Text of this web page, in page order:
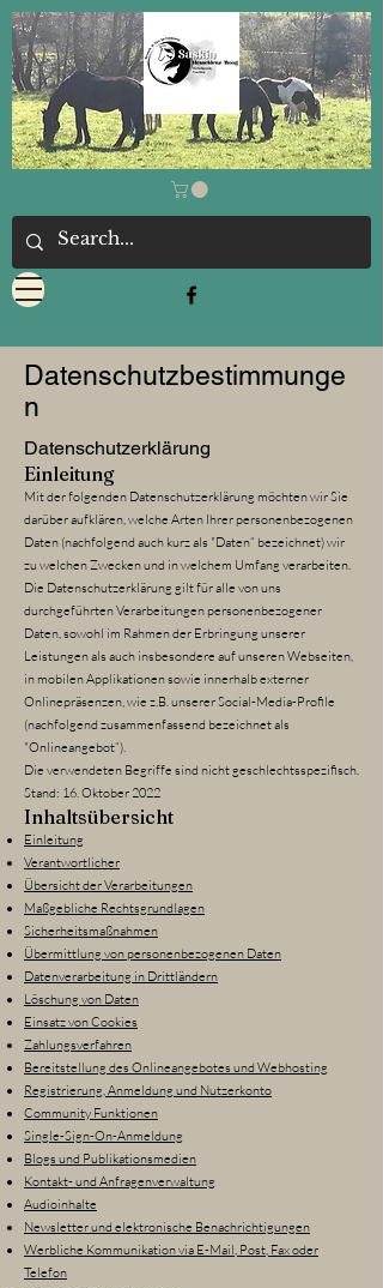
Datenschutzbestimmunge
n
Datenschutzerklärung
Einleitung
Mit der folgenden Datenschutzerklärung möchten wir Sie
darüber aufklären, welche Arten Ihrer personenbezogenen
Daten (nachfolgend auch kurz als "Daten“ bezeichnet) wir
zu welchen Zwecken und in welchem Umfang verarbeiten.
Die Datenschutzerklärung gilt für alle von uns
durchgeführten Verarbeitungen personenbezogener
Daten, sowohl im Rahmen der Erbringung unserer
Leistungen als auch insbesondere auf unseren Webseiten,
in mobilen Applikationen sowie innerhalb externer
Onlinepräsenzen, wie z.B. unserer Social-Media-Profile
(nachfolgend zusammenfassend bezeichnet als
"Onlineangebot“).
Die verwendeten Begriffe sind nicht geschlechtsspezifisch.
Stand: 16. Oktober 2022
Inhaltsübersicht
Einleitung
Verantwortlicher
Übersicht der Verarbeitungen
Maßgebliche Rechtsgrundlagen
Sicherheitsmaßnahmen
Übermittlung von personenbezogenen Daten
Datenverarbeitung in Drittländern
Löschung von Daten
Einsatz von Cookies
Zahlungsverfahren
Bereitstellung des Onlineangebotes und Webhosting
Registrierung, Anmeldung und Nutzerkonto
Community Funktionen
Single-Sign-On-Anmeldung
Blogs und Publikationsmedien
Kontakt- und Anfragenverwaltung
Audioinhalte
Newsletter und elektronische Benachrichtigungen
Werbliche Kommunikation via E-Mail, Post, Fax oder
Telefon